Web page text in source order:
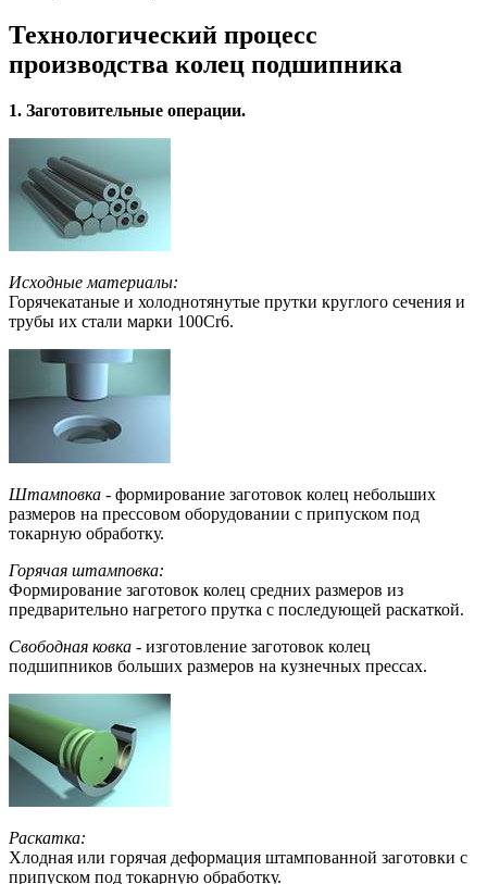
Технологический процесс
производства колец подшипника
1. Заготовительные операции.
Исходные материалы:
Горячекатаные и холоднотянутые прутки круглого сечения и
трубы их стали марки 100Сr6.
Штамповка - формирование заготовок колец небольших
размеров на прессовом оборудовании с припуском под
токарную обработку.
Горячая штамповка:
Формирование заготовок колец средних размеров из
предварительно нагретого прутка с последующей раскаткой.
Свободная ковка - изготовление заготовок колец
подшипников больших размеров на кузнечных прессах.
Раскатка:
Хлодная или горячая деформация штампованной заготовки с
припуском под токарную обработку.